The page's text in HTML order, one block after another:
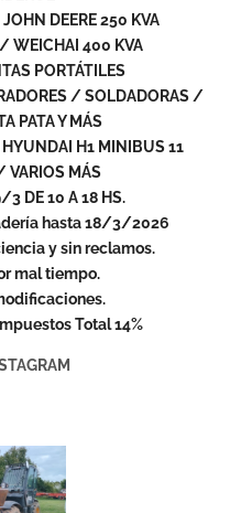
DEERE 250 KVA
WEICHAI 400 KVA
PORTÁTILES
/ SOLDADORAS /
PATA Y MÁS
H1 MINIBUS 11
VARIOS MÁS
3 DE 10 A 18 HS.
hasta 18/3/2026
y sin reclamos.
mal tiempo.
Total 14%